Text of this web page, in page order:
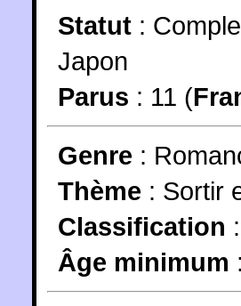
Statut :
Japon
Parus : 11 (
Genre :
Thème : Sortir
Classification :
Âge minimum :